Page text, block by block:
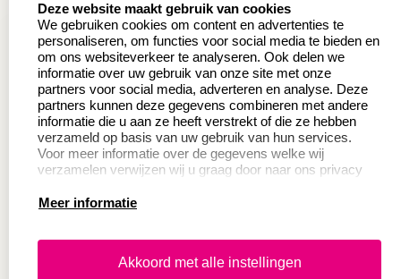
Wederverkoper
worden
Sale
Betaling & Verzending
Veel gestelde vragen
Retourneren
Herroepingsrecht
Productinformatie:
Instructie voor
Aanleverspecificaties
Deze website maakt gebruik van cookies
We gebruiken cookies om content en advertenties te
personaliseren, om functies voor social media te bieden en
om ons websiteverkeer te analyseren. Ook delen we
informatie over uw gebruik van onze site met onze
partners voor social media, adverteren en analyse. Deze
partners kunnen deze gegevens combineren met andere
informatie die u aan ze heeft verstrekt of die ze hebben
verzameld op basis van uw gebruik van hun services.
Voor meer informatie over de gegevens welke wij
verzamelen verwijzen wij u graag door naar ons privacy
Meer informatie
Akkoord met alle instellingen